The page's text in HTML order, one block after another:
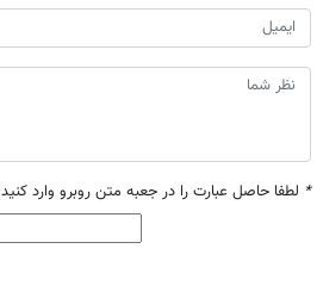
* لطفا حاصل عبارت را در جعبه متن روبرو وارد کنید